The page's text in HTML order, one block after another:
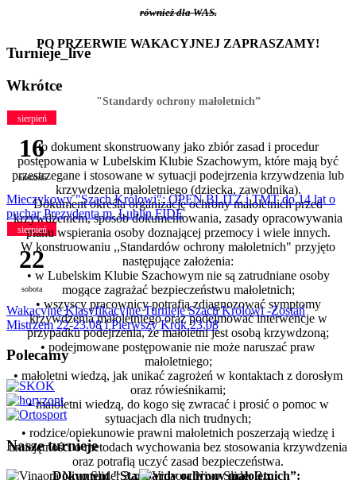
również dla WAS.
PO PRZERWIE WAKACYJNEJ ZAPRASZAMY!
"Standardy ochrony małoletnich”
to dokument skonstruowany jako zbiór zasad i procedur
postępowania w Lubelskim Klubie Szachowym, które mają być
przestrzegane i stosowane w sytuacji podejrzenia krzywdzenia lub
krzywdzenia małoletniego (dziecka, zawodnika).
Dokument określa organizację ochrony małoletnich przed
krzywdzeniem, sposób dokumentowania, zasady opracowywania
planu wspierania osoby doznającej przemocy i wiele innych.
W konstruowaniu ,,Standardów ochrony małoletnich" przyjęto
następujące założenia:
• w Lubelskim Klubie Szachowym nie są zatrudniane osoby
mogące zagrażać bezpieczeństwu małoletnich;
• wszyscy pracownicy potrafią zdiagnozować symptomy
krzywdzenia małoletniego oraz podejmować interwencje w
przypadku podejrzenia, że małoletni jest osobą krzywdzoną;
• podejmowane postępowanie nie może naruszać praw
małoletniego;
• małoletni wiedzą, jak unikać zagrożeń w kontaktach z dorosłym
oraz rówieśnikami;
• małoletni wiedzą, do kogo się zwracać i prosić o pomoc w
sytuacjach dla nich trudnych;
• rodzice/opiekunowie prawni małoletnich poszerzają wiedzę i
umiejętności o metodach wychowania bez stosowania krzywdzenia
oraz potrafią uczyć zasad bezpieczeństwa.
Dokument "Standardy ochrony małoletnich”:
Turnieje_live
Wkrótce
sierpień
16
niedziela
Mieczykowy "Szach Królowi": OPEN BLITZ i TMT do 14 lat o
puchar Prezydenta m. Lublin FIDE
sierpień
22
sobota
Wakacyjne Klasyfikacyjne Turnieje Szach Królowi -Zostań
Mistrzem 22-23.08 i Pierwszy Krok 23.08
Polecamy
Nasze turnieje